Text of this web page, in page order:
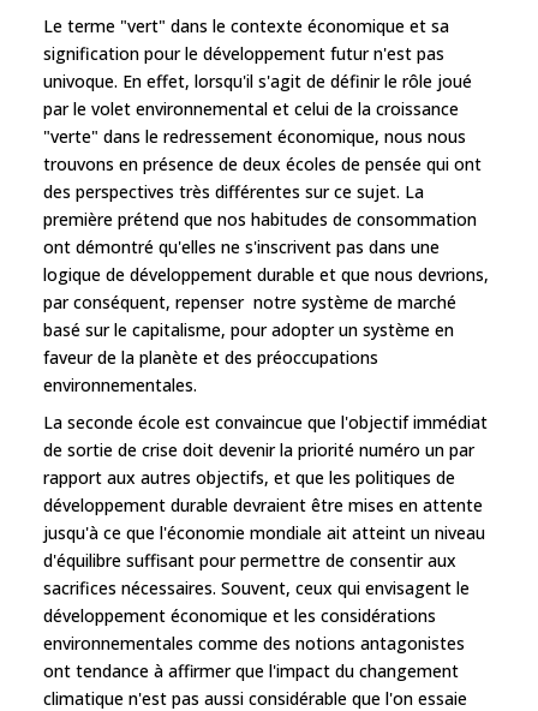
Le terme "vert" dans le contexte économique et sa
signification pour le développement futur n'est pas
univoque. En effet, lorsqu'il s'agit de définir le rôle joué
par le volet environnemental et celui de la croissance
"verte" dans le redressement économique, nous nous
trouvons en présence de deux écoles de pensée qui ont
des perspectives très différentes sur ce sujet. La
première prétend que nos habitudes de consommation
ont démontré qu'elles ne s'inscrivent pas dans une
logique de développement durable et que nous devrions,
par conséquent, repenser notre système de marché
basé sur le capitalisme, pour adopter un système en
faveur de la planète et des préoccupations
environnementales.
La seconde école est convaincue que l'objectif immédiat
de sortie de crise doit devenir la priorité numéro un par
rapport aux autres objectifs, et que les politiques de
développement durable devraient être mises en attente
jusqu'à ce que l'économie mondiale ait atteint un niveau
d'équilibre suffisant pour permettre de consentir aux
sacrifices nécessaires. Souvent, ceux qui envisagent le
développement économique et les considérations
environnementales comme des notions antagonistes
ont tendance à affirmer que l'impact du changement
climatique n'est pas aussi considérable que l'on essaie